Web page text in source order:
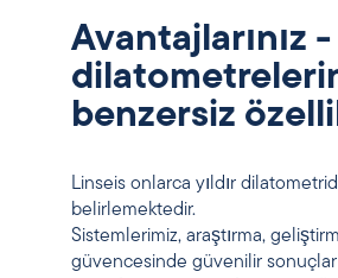
Avantajlarınız
benzersiz
Linseis onlarca yıldır
belirlemektedir.
Sistemlerimiz, araştırma,
güvencesinde güvenilir